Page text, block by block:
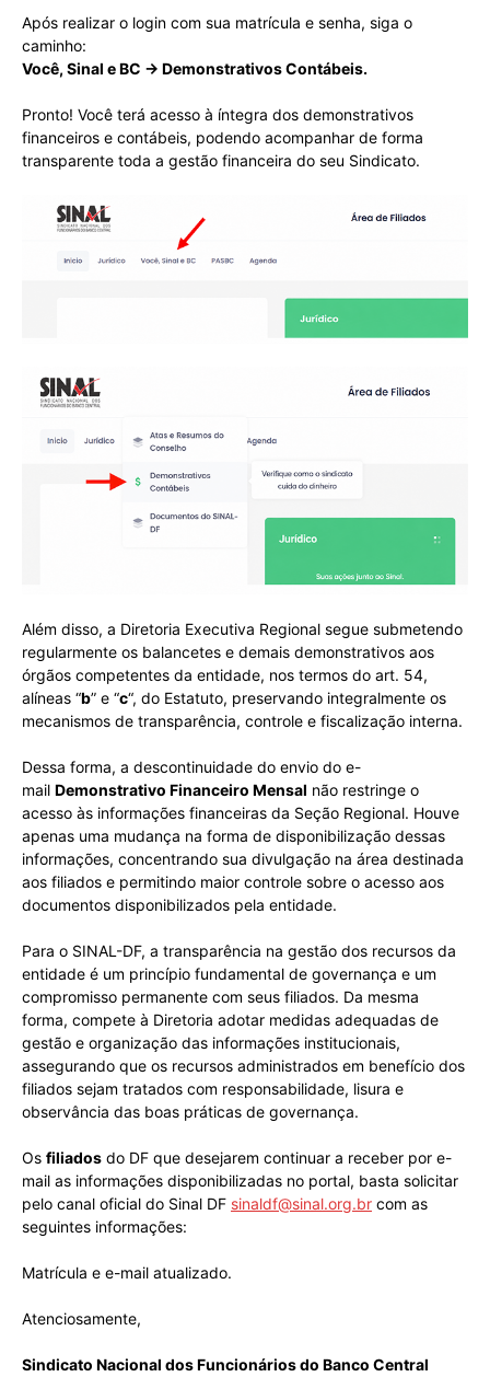
Após realizar o login com sua matrícula e senha, siga o
caminho:
Você, Sinal e BC → Demonstrativos Contábeis.
Pronto! Você terá acesso à íntegra dos demonstrativos
financeiros e contábeis, podendo acompanhar de forma
transparente toda a gestão financeira do seu Sindicato.
Além disso, a Diretoria Executiva Regional segue submetendo
regularmente os balancetes e demais demonstrativos aos
órgãos competentes da entidade, nos termos do art. 54,
alíneas “b” e “c“, do Estatuto, preservando integralmente os
mecanismos de transparência, controle e fiscalização interna.
Dessa forma, a descontinuidade do envio do e-
mail Demonstrativo Financeiro Mensal não restringe o
acesso às informações financeiras da Seção Regional. Houve
apenas uma mudança na forma de disponibilização dessas
informações, concentrando sua divulgação na área destinada
aos filiados e permitindo maior controle sobre o acesso aos
documentos disponibilizados pela entidade.
Para o SINAL-DF, a transparência na gestão dos recursos da
entidade é um princípio fundamental de governança e um
compromisso permanente com seus filiados. Da mesma
forma, compete à Diretoria adotar medidas adequadas de
gestão e organização das informações institucionais,
assegurando que os recursos administrados em benefício dos
filiados sejam tratados com responsabilidade, lisura e
observância das boas práticas de governança.
Os filiados do DF que desejarem continuar a receber por e-
mail as informações disponibilizadas no portal, basta solicitar
pelo canal oficial do Sinal DF sinaldf@sinal.org.br com as
seguintes informações:
Matrícula e e-mail atualizado.
Atenciosamente,
Sindicato Nacional dos Funcionários do Banco Central